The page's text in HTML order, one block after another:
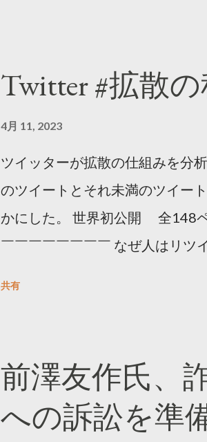
Twitter #拡散
4月 11, 2023
ツイッターが拡散の仕組みを分
のツイートとそれ未満のツイー
かにした。 世界初公開 全148
￣￣￣￣￣￣￣￣ なぜ人はリツ
https://marketing.twitter.com/
共有
前澤友作氏、
への訴訟を準